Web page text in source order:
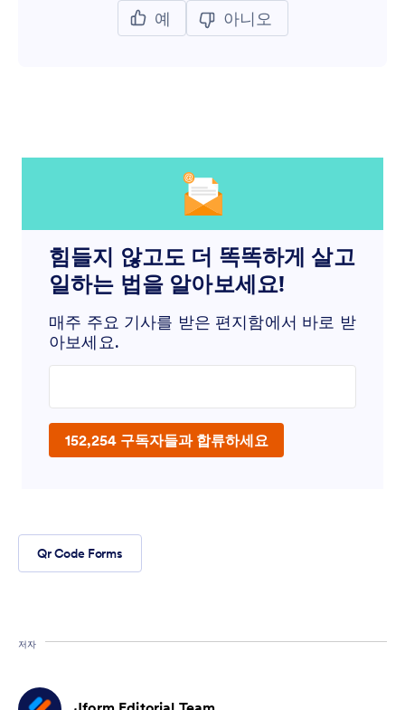
예 아니오
힘들지 않고도 더 똑똑하게 살고
일하는 법을 알아보세요!
매주 주요 기사를 받은 편지함에서 바로 받
아보세요.
152,254 구독자들과 합류하세요
Qr Code Forms
저자